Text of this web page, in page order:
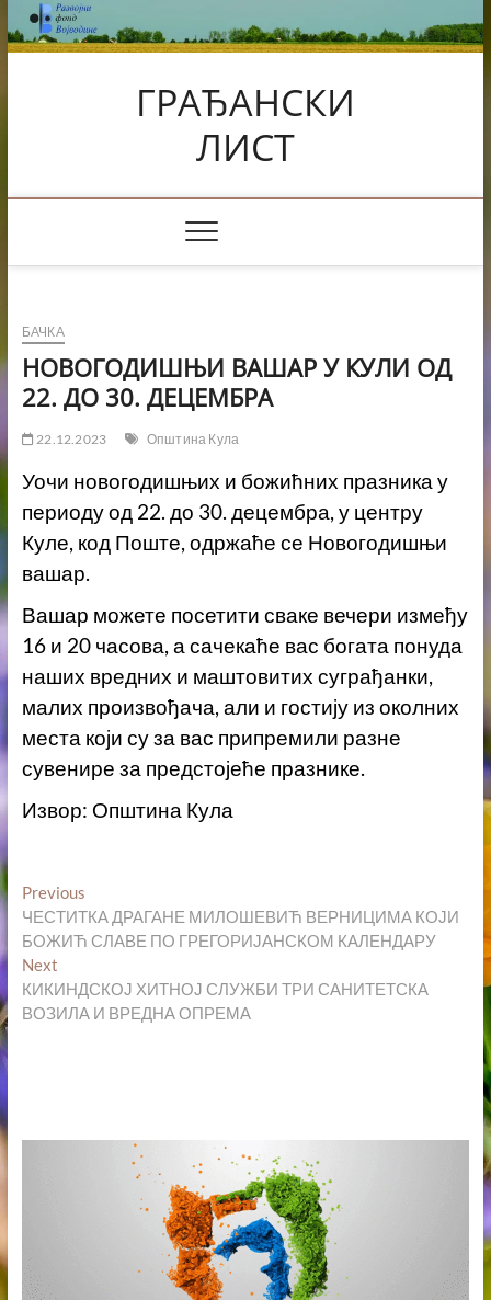
Skip
to
content
ГРАЂАНСКИ
ЛИСТ
БАЧКА
НОВОГОДИШЊИ ВАШАР У КУЛИ ОД
22. ДО 30. ДЕЦЕМБРА
22.12.2023 Општина Кула
Уочи новогодишњих и божићних празника у
периоду од 22. до 30. децембра, у центру
Куле, код Поште, одржаће се Новогодишњи
вашар.
Вашар можете посетити сваке вечери између
16 и 20 часова, а сачекаће вас богата понуда
наших вредних и маштовитих суграђанки,
малих произвођача, али и гостију из околних
места који су за вас припремили разне
сувенире за предстојеће празнике.
Извор: Општина Кула
Кретање
чланка
PreviousPrevious
post:
ЧЕСТИТКА ДРАГАНЕ МИЛОШЕВИЋ ВЕРНИЦИМА КОЈИ
БОЖИЋ СЛАВЕ ПО ГРЕГОРИЈАНСКОМ КАЛЕНДАРУ
NextNext
post:
КИКИНДСКОЈ ХИТНОЈ СЛУЖБИ ТРИ САНИТЕТСКА
ВОЗИЛА И ВРЕДНА ОПРЕМА